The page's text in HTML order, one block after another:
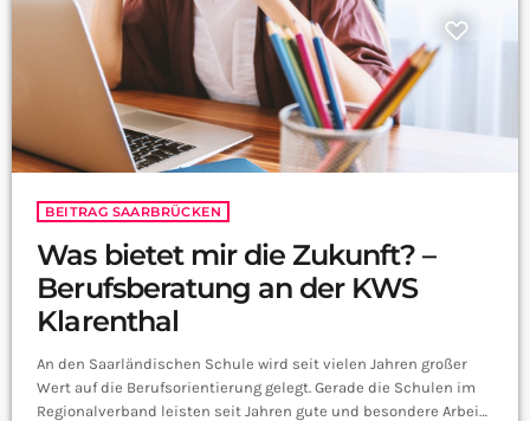
BEITRAG SAARBRÜCKEN
Was bietet mir die Zukunft? –
Berufsberatung an der KWS
Klarenthal
An den Saarländischen Schule wird seit vielen Jahren großer
Wert auf die Berufsorientierung gelegt. Gerade die Schulen im
Regionalverband leisten seit Jahren gute und besondere Arbeit